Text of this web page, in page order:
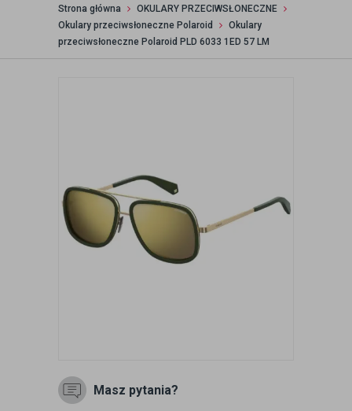
Strona główna
OKULARY PRZECIWSŁONECZNE
Okulary przeciwsłoneczne Polaroid
Okulary
przeciwsłoneczne Polaroid PLD 6033 1ED 57 LM
Masz pytania?